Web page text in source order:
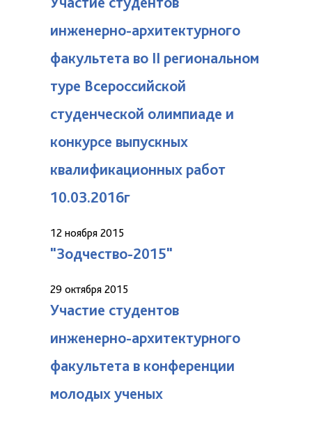
инженерно-архитектурного
факультета во II региональном
туре Всероссийской
студенческой олимпиаде и
конкурсе выпускных
квалификационных работ
10.03.2016г
12 ноября 2015
"Зодчество-2015"
29 октября 2015
Участие студентов
инженерно-архитектурного
факультета в конференции
молодых ученых